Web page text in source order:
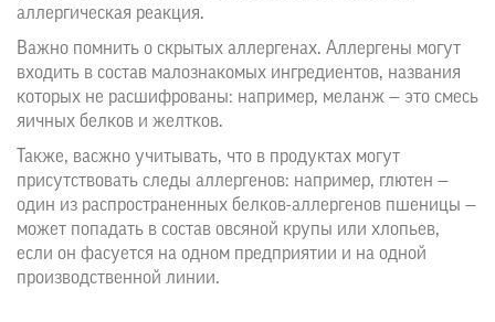
аллергическая реакция.
Важно помнить о скрытых аллергенах. Аллергены могут
входить в состав малознакомых ингредиентов, названия
которых не расшифрованы: например, меланж — это смесь
яичных белков и желтков.
Также, васжно учитывать, что в продуктах могут
присутствовать следы аллергенов: например, глютен —
один из распространенных белков-аллергенов пшеницы —
может попадать в состав овсяной крупы или хлопьев,
если он фасуется на одном предприятии и на одной
производственной линии.